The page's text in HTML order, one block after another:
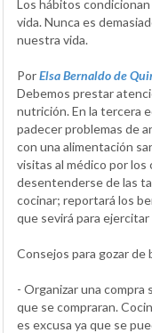
Los hábitos
vida. Nunca es
nuestra vida.
PorElsa Bernaldo de
Debemos prestar
nutrición. En la tercera
padecer problemas de
con una alimentación
visitas al médico por
desentenderse de las
cocinar; reportará los
que sevirá para
Consejos para gozar de
- Organizar una compra
que se compraran.
es excusa ya que se